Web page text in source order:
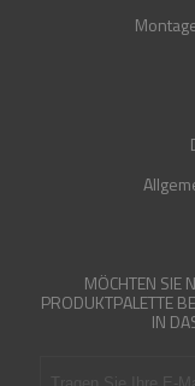
MÖCHTEN SIE
PRODUKTPALETTE
IN